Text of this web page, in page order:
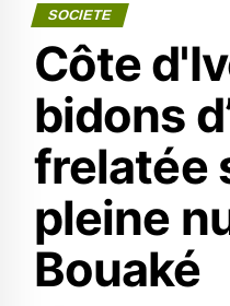
SOCIETE
Côte
bidons
frelatée
pleine
Bouaké